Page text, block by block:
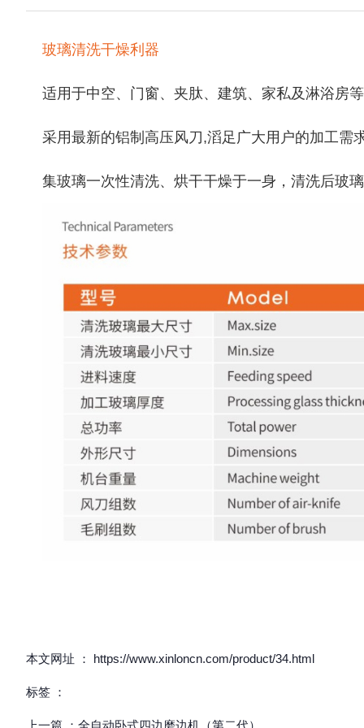
玻璃清洗干燥利器
适用于中空、门窗、夹肽、建筑、家私及淋浴房
采用最新的铝制高压风刀,滔足广大用户的加工需
集玻璃一次性清洗、烘干干燥于一身，清洗后玻
本文网址 ： https://www.xinloncn.com/product/34.html
标签 ：